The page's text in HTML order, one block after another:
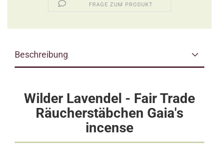
FRAGE ZUM PRODUKT
Beschreibung
Wilder Lavendel - Fair Trade
Räucherstäbchen Gaia's
incense